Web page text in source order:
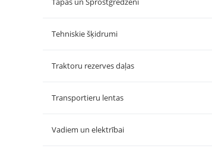
Tehniskie šķidrumi
Traktoru rezerves daļas
Transportieru lentas
Vadiem un elektrībai